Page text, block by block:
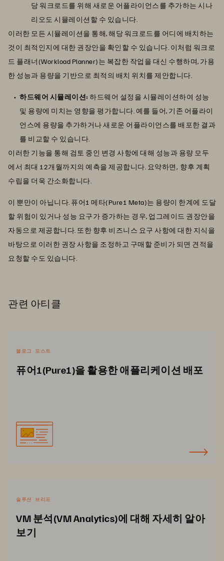
당 워크로드를 위해 새로운 어플라이언스를 추가하는 시나
리오도 시뮬레이션할 수 있습니다.
이러한 모든 시뮬레이션을 통해, 해당 워크로드를 어디에 배치하는
것이 최적인지에 대한 권장안을 확인할 수 있습니다. 이처럼 워크로
드 플래너(Workload Planner)는 복잡한 작업을 대신 수행하며, 가용
한 성능과 용량을 기반으로 최적의 배치 위치를 제안합니다.
하드웨어 시뮬레이션: 하드웨어 설정을 시뮬레이션하여 성능
및 용량에 미치는 영향을 평가합니다. 예를 들어, 기존 어플라이
언스에 용량을 추가하거나 새로운 어플라이언스를 배포한 결과
를 비교할 수 있습니다.
이러한 기능을 통해 검토 중인 변경 사항에 대해 성능과 용량 모두
에서 최대 12개월까지의 예측을 제공합니다. 요약하면, 향후 계획
수립을 더욱 간소화합니다.
이 뿐만이 아닙니다. 퓨어1 메타(Pure1 Meta)는 용량이 한계에 도달
할 위험이 있거나 성능 요구가 증가하는 경우, 업그레이드 권장안을
자동으로 제공합니다. 또한 향후 비즈니스 요구 사항에 대한 지식을
바탕으로 이러한 권장 사항을 조정하고 구매할 준비가 되면 견적을
요청할 수도 있습니다.
관련 아티클
블로그 포스트
퓨어1(Pure1)을 활용한 애플리케이션 배포
솔루션 브리프
VM 분석(VM Analytics)에 대해 자세히 알아
보기